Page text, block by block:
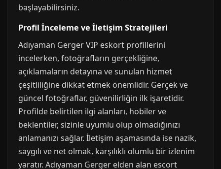
başlayabilirsiniz.
Profil İnceleme ve İletişim Stratejileri
Adıyaman Gerger VIP eskort profillerini
incelerken, fotoğrafların gerçekliğine,
açıklamaların detayına ve sunulan hizmet
çeşitliliğine dikkat etmek önemlidir. Gerçek ve
güncel fotoğraflar, güvenilirliğin ilk işaretidir.
Profilde belirtilen ilgi alanları, hobiler ve
beklentiler, sizinle uyumlu olup olmadığınızı
anlamanızı sağlar. İletişim aşamasında ise nazik,
saygılı ve net olmak, karşılıklı olumlu bir izlenim
yaratır. Adıyaman Gerger elden alan escort